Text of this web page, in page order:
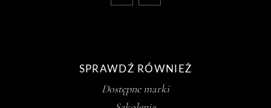
SPRAWDŹ RÓWNIEŻ
Dostępne marki